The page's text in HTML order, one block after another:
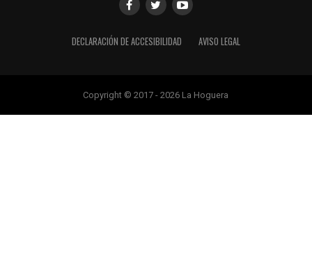
DECLARACIÓN DE ACCESIBILIDAD AVISO LEGAL
Copyright © 2017 - 2026 La Hoguera